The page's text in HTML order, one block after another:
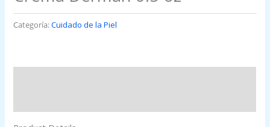
Categoría:Cuidado de la Piel